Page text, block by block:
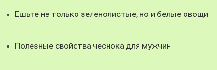
Ешьте не только зеленолистые, но и белые овощи
Полезные свойства чеснока для мужчин